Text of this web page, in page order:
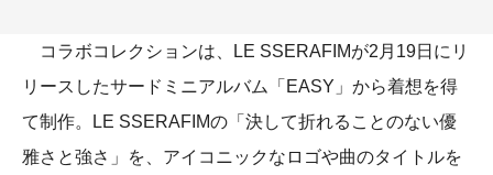
コラボコレクションは、LE SSERAFIMが2月19日にリ
リースしたサードミニアルバム「EASY」から着想を得
て制作。LE SSERAFIMの「決して折れることのない優
雅さと強さ」を、アイコニックなロゴや曲のタイトルを